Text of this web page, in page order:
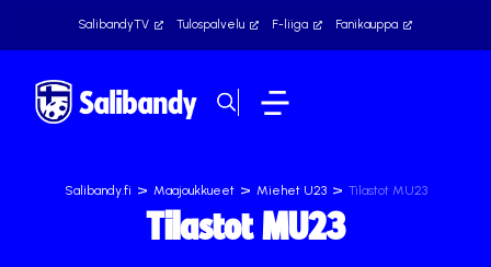
SalibandyTV Tulospalvelu F-liiga Fanikauppa
Salibandy.fi > Maajoukkueet > Miehet U23 > Tilastot MU23
Tilastot MU23